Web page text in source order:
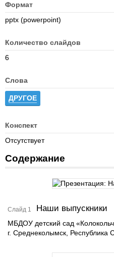
Формат
pptx (powerpoint)
Количество слайдов
6
Слова
ДРУГОЕ
Конспект
Отсутствует
Содержание
Слайд 1 Наши выпускники
МБДОУ детский сад
г. Среднеколымск, Республика